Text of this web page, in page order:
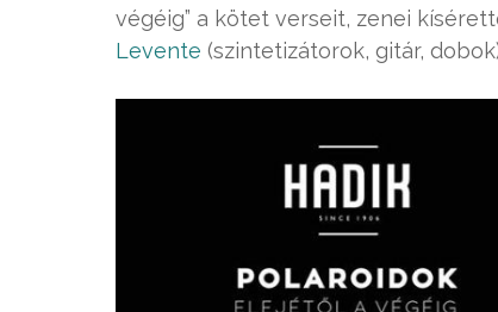
végéig” a kötet verseit, zenei
Levente (szintetizátorok, gitár,